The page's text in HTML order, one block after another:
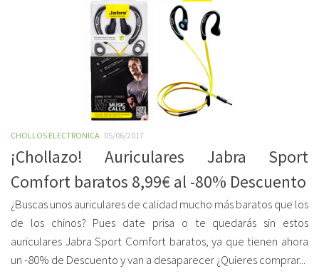
CHOLLOS ELECTRONICA 05/06/2017
¡Chollazo! Auriculares Jabra Sport
Comfort baratos 8,99€ al -80% Descuento
¿Buscas unos auriculares de calidad mucho más baratos que los
de los chinos? Pues date prisa o te quedarás sin estos
auriculares Jabra Sport Comfort baratos, ya que tienen ahora
un -80% de Descuento y van a desaparecer ¿Quieres comprar...